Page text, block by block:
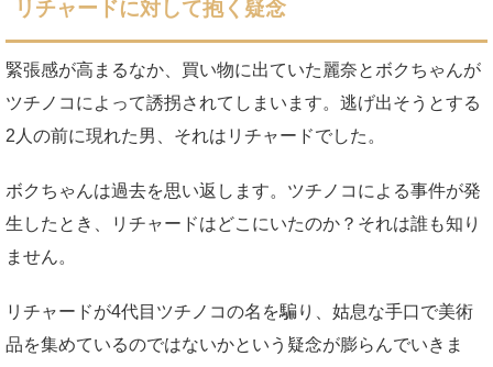
リチャードに対して抱く疑念
緊張感が高まるなか、買い物に出ていた麗奈とボクちゃんが
ツチノコによって誘拐されてしまいます。逃げ出そうとする
2人の前に現れた男、それはリチャードでした。
ボクちゃんは過去を思い返します。ツチノコによる事件が発
生したとき、リチャードはどこにいたのか？それは誰も知り
ません。
リチャードが4代目ツチノコの名を騙り、姑息な手口で美術
品を集めているのではないかという疑念が膨らんでいきま